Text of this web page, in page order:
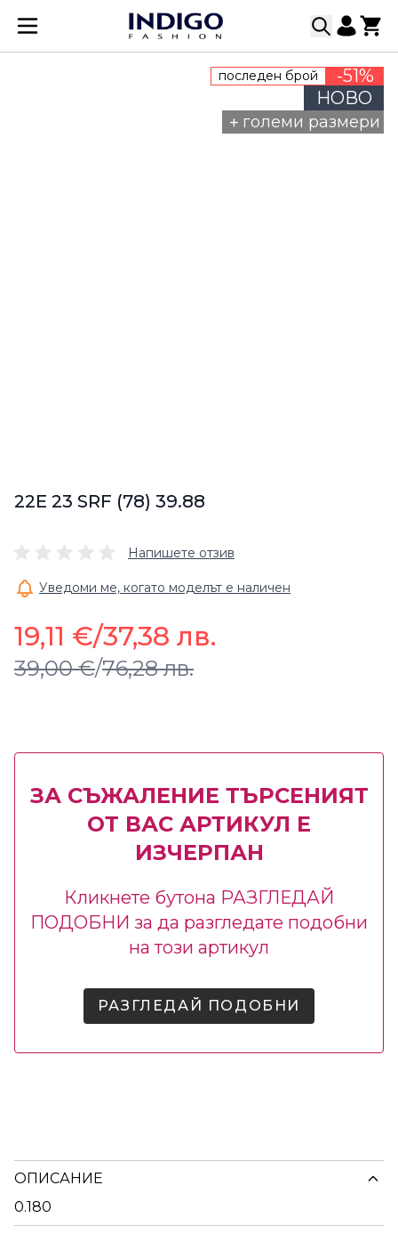
Прескачане към съдържанието
последен брой
-51%
НОВО
+ големи размери
22E 23 SRF (78) 39.88
Напишете отзив
Уведоми ме, когато моделът е наличен
39,00 €/76,28 лв.
19,11 €/37,38 лв.
ЗА СЪЖАЛЕНИЕ ТЪРСЕНИЯТ
ОТ ВАС АРТИКУЛ Е
ИЗЧЕРПАН
Кликнете бутона РАЗГЛЕДАЙ
ПОДОБНИ за да разгледате подобни
на този артикул
РАЗГЛЕДАЙ ПОДОБНИ
ОПИСАНИЕ
0.180